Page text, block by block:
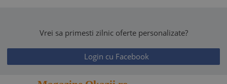
Vrei sa primesti zilnic oferte personalizate?
Login cu Facebook